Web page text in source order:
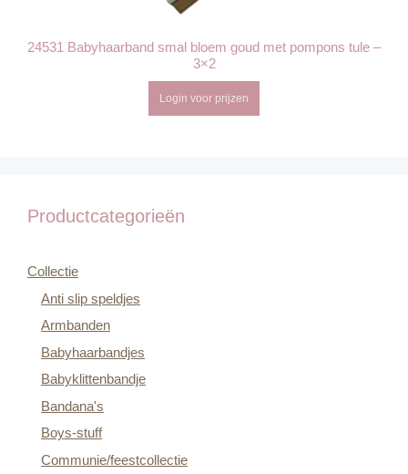
24531 Babyhaarband smal bloem goud met pompons tule –
3×2
Login voor prijzen
Productcategorieën
Collectie
Anti slip speldjes
Armbanden
Babyhaarbandjes
Babyklittenbandje
Bandana's
Boys-stuff
Communie/feestcollectie